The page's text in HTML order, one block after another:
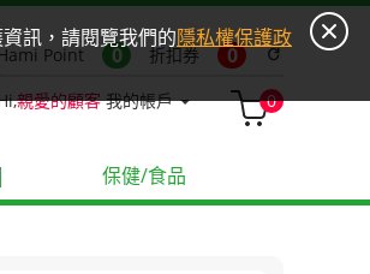
訊，請閱覽我們的隱私權保護政
Point 0 折扣券 0 refresh
親愛的顧客 我的帳戶 0
| 保健/食品